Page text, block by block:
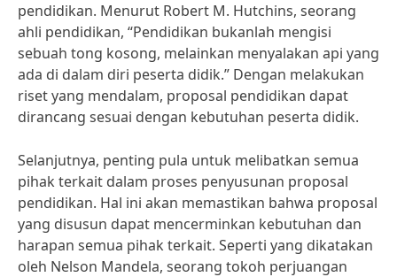
pendidikan. Menurut Robert M. Hutchins, seorang
ahli pendidikan, “Pendidikan bukanlah mengisi
sebuah tong kosong, melainkan menyalakan api yang
ada di dalam diri peserta didik.” Dengan melakukan
riset yang mendalam, proposal pendidikan dapat
dirancang sesuai dengan kebutuhan peserta didik.
Selanjutnya, penting pula untuk melibatkan semua
pihak terkait dalam proses penyusunan proposal
pendidikan. Hal ini akan memastikan bahwa proposal
yang disusun dapat mencerminkan kebutuhan dan
harapan semua pihak terkait. Seperti yang dikatakan
oleh Nelson Mandela, seorang tokoh perjuangan